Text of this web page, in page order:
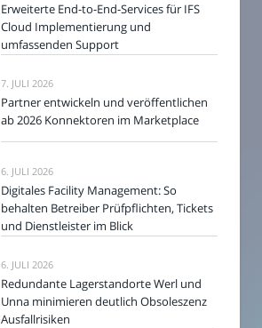
Erweiterte End-to-End-Services für IFS
Cloud Implementierung und
umfassenden Support
7. JULI 2026
Partner entwickeln und veröffentlichen
ab 2026 Konnektoren im Marketplace
6. JULI 2026
Digitales Facility Management: So
behalten Betreiber Prüfpflichten, Tickets
und Dienstleister im Blick
6. JULI 2026
Redundante Lagerstandorte Werl und
Unna minimieren deutlich Obsoleszenz
Ausfallrisiken